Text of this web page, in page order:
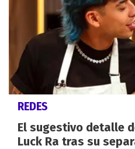
REDES
El sugestivo detalle
Luck Ra tras su